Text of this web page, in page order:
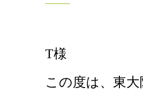
T様
この度は、東